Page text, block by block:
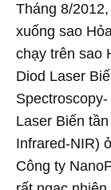
Tháng 8/
xuống sao
chạy trên sao
Diod Laser
Laser Biến
Infrared-NIR)
Công ty